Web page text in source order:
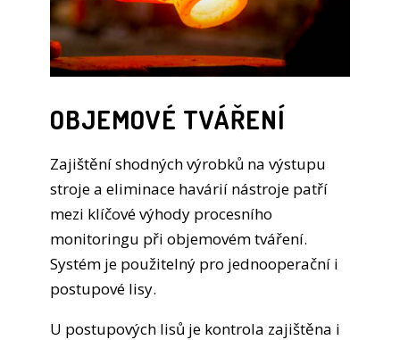
OBJEMOVÉ TVÁŘENÍ
Zajištění shodných výrobků na výstupu
stroje a eliminace havárií nástroje patří
mezi klíčové výhody procesního
monitoringu při objemovém tváření.
Systém je použitelný pro jednooperační i
postupové lisy.
U postupových lisů je kontrola zajištěna i